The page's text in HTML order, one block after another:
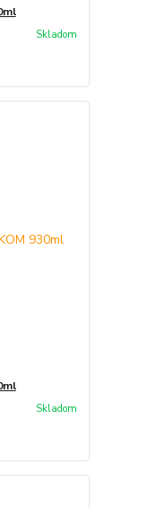
Skladom
Skladom